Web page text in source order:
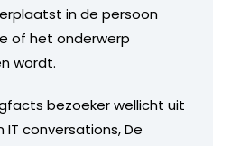
in de persoon
of het onderwerp
wordt.
bezoeker wellicht uit
conversations, De